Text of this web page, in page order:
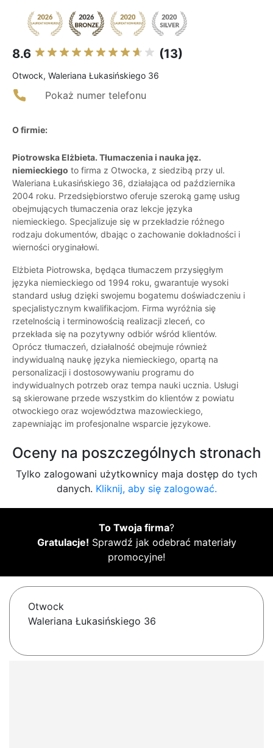
8.6 (13)
Otwock, Waleriana Łukasińskiego 36
Pokaż numer telefonu
O firmie:
Piotrowska Elżbieta. Tłumaczenia i nauka jęz.
niemieckiego to firma z Otwocka, z siedzibą przy ul.
Waleriana Łukasińskiego 36, działająca od października
2004 roku. Przedsiębiorstwo oferuje szeroką gamę usług
obejmujących tłumaczenia oraz lekcje języka
niemieckiego. Specjalizuje się w przekładzie różnego
rodzaju dokumentów, dbając o zachowanie dokładności i
wierności oryginałowi.
Elżbieta Piotrowska, będąca tłumaczem przysięgłym
języka niemieckiego od 1994 roku, gwarantuje wysoki
standard usług dzięki swojemu bogatemu doświadczeniu i
specjalistycznym kwalifikacjom. Firma wyróżnia się
rzetelnością i terminowością realizacji zleceń, co
przekłada się na pozytywny odbiór wśród klientów.
Oprócz tłumaczeń, działalność obejmuje również
indywidualną naukę języka niemieckiego, opartą na
personalizacji i dostosowywaniu programu do
indywidualnych potrzeb oraz tempa nauki ucznia. Usługi
są skierowane przede wszystkim do klientów z powiatu
otwockiego oraz województwa mazowieckiego,
zapewniając im profesjonalne wsparcie językowe.
Oceny na poszczególnych stronach
Tylko zalogowani użytkownicy maja dostęp do tych
danych. Kliknij, aby się zalogować.
To Twoja firma?
Gratulacje! Sprawdź jak odebrać materiały
promocyjne!
Otwock
Waleriana Łukasińskiego 36